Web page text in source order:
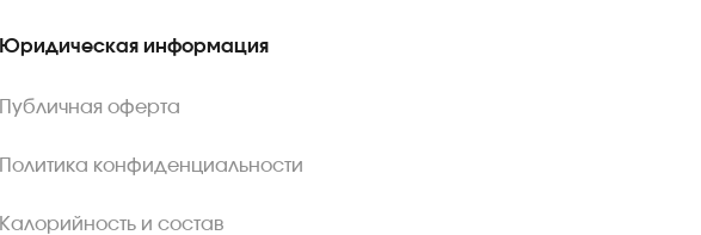
Юридическая информация
Публичная оферта
Политика конфиденциальности
Калорийность и состав